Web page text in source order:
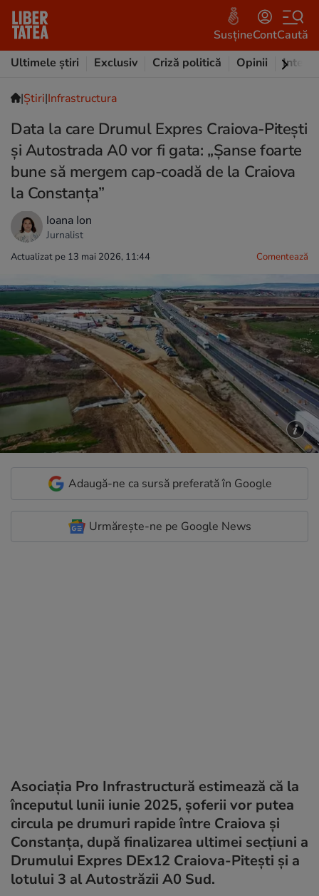
SusțineContCaută
Ultimele știri
Exclusiv Criză politică Opinii
|Ştiri|Infrastructura
Data la care Drumul Expres Craiova-Pitești
și Autostrada A0 vor fi gata: „Șanse foarte
bune să mergem cap-coadă de la Craiova
la Constanța”
Ioana Ion
Jurnalist
Actualizat pe 13 mai 2026, 11:44 Comentează
Adaugă-ne ca sursă preferată în Google
Urmărește-ne pe Google News
Asociația Pro Infrastructură estimează că la
începutul lunii iunie 2025, șoferii vor putea
circula pe drumuri rapide între Craiova și
Constanța, după finalizarea ultimei secțiuni a
Drumului Expres DEx12 Craiova-Pitești și a
lotului 3 al Autostrăzii A0 Sud.